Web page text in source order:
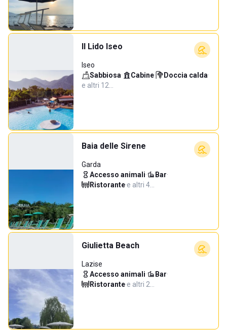
Il Lido Iseo
Iseo
Sabbiosa· Cabine· Doccia calda·
e altri 12…
Baia delle Sirene
Garda
Accesso animali· Bar·
Ristorante·e altri 4…
Giulietta Beach
Lazise
Accesso animali· Bar·
Ristorante·e altri 2…